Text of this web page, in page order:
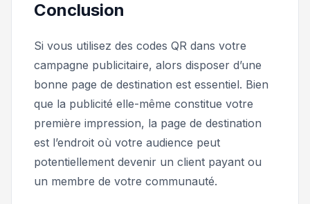
Conclusion
Si vous utilisez des codes QR dans votre
campagne publicitaire, alors disposer d’une
bonne page de destination est essentiel. Bien
que la publicité elle-même constitue votre
première impression, la page de destination
est l’endroit où votre audience peut
potentiellement devenir un client payant ou
un membre de votre communauté.